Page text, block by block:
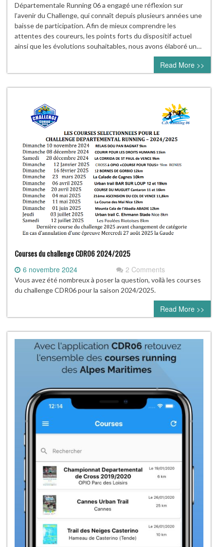
Départementale Running 06 a engagé une réflexion sur
l’avenir du Challenge, qui connaît depuis plusieurs années une
baisse de participation. Afin de mieux comprendre les
attentes des coureurs, les points forts du dispositif actuel
ainsi que les évolutions souhaitables, nous avons élaboré un…
Read More >>
Courses du challenge CDR06 2024/2025
6 novembre 2024 2 Comments
Vous avez été nombreux à poser la question, voilà les courses
du challenge CDR06 pour la saison 2024/2025.
Read More >>